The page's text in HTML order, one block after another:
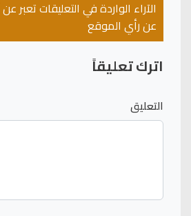
الآراء الواردة في التعليقات تعبر
عن رأي الموقع
اترك تعليقاً
التعليق